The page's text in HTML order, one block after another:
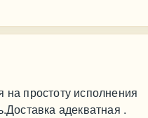
простоту исполнения
адекватная .